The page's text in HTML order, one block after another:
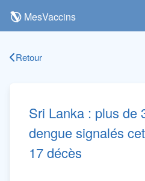
MesVaccins
Retour
Sri Lanka : plus de
dengue signalés
17 décès